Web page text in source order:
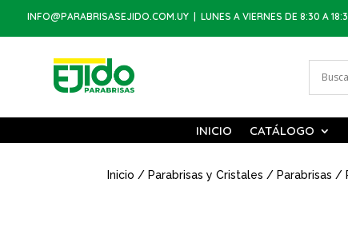
INFO@PARABRISASEJIDO.COM.UY| LUNES A VIERNES DE 8:30 A
INICIO CATÁLOGO
Inicio / Parabrisas y Cristales / Parabrisas /